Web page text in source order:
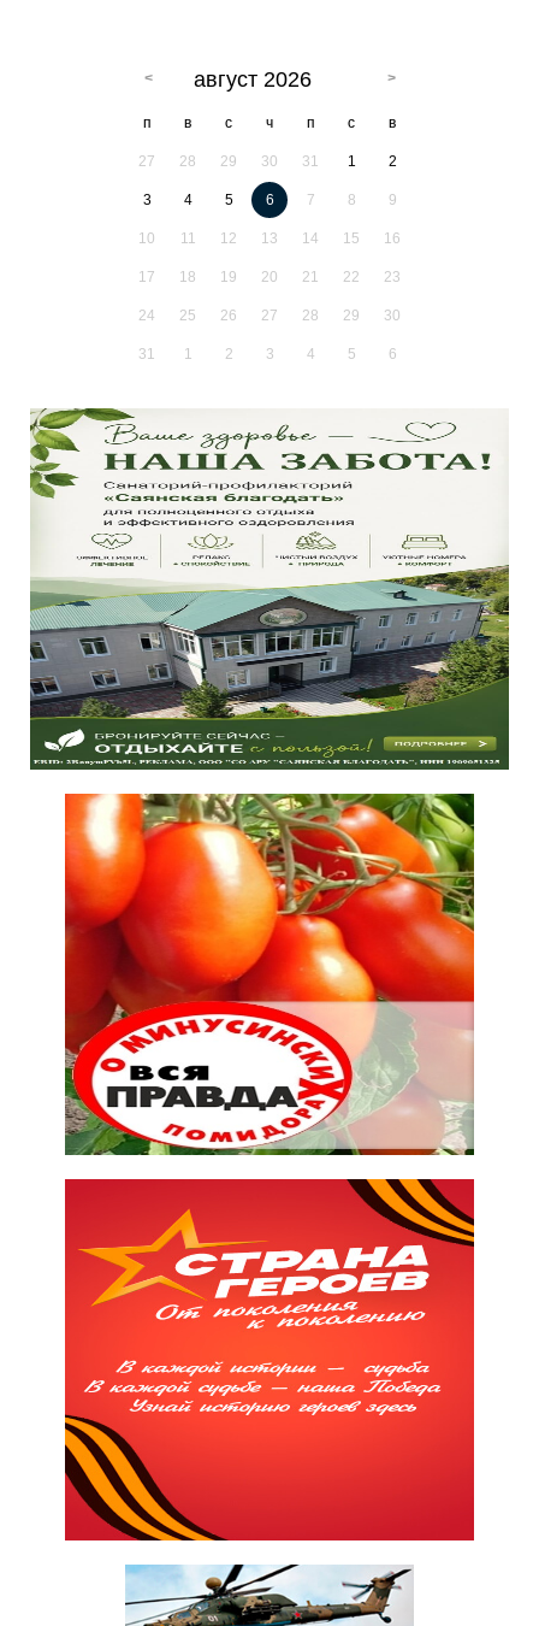
август 2026
п в с ч п с в
27 28 29 30 31 1 2
3 4 5 6 7 8 9
10 11 12 13 14 15 16
17 18 19 20 21 22 23
24 25 26 27 28 29 30
31 1 2 3 4 5 6